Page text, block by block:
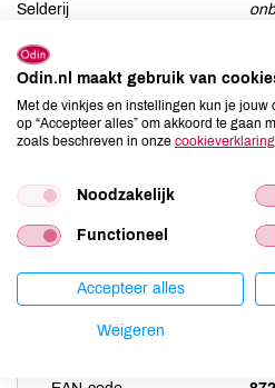
Selderij
Soja
Vis
Weekdieren
Odin.nl maakt gebruik van
Met de vinkjes en instellingen kun je
op “Accepteer alles” om akkoord te gaan
zoals beschreven in onze cookieverklaring
Noodzakelijk
Functioneel
Accepteer alles
Weigeren